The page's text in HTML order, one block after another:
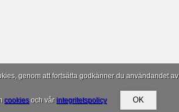
genom att fortsätta godkänner du användandet av
cookiesoch vårintegritetspolicy